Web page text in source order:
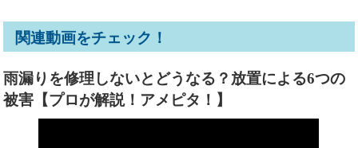
関連動画をチェック！
雨漏りを修理しないとどうなる？放置による6つの
被害【プロが解説！アメピタ！】